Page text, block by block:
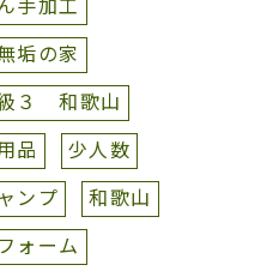
手加工
垢の家
３ 和歌山
品
少人数
ンプ
和歌山
ォーム